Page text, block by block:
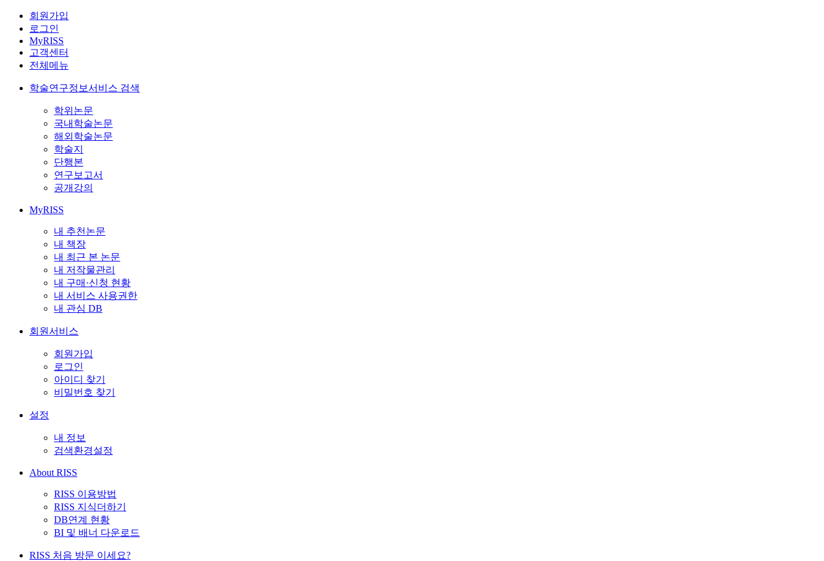
회원가입
로그인
MyRISS
고객센터
전체메뉴
학술연구정보서비스 검색
학위논문
국내학술논문
해외학술논문
학술지
단행본
연구보고서
공개강의
MyRISS
내 추천논문
내 책장
내 최근 본 논문
내 저작물관리
내 구매·신청 현황
내 서비스 사용권한
내 관심 DB
회원서비스
회원가입
로그인
아이디 찾기
비밀번호 찾기
설정
내 정보
검색환경설정
About RISS
RISS 이용방법
RISS 지식더하기
DB연계 현황
BI 및 배너 다운로드
RISS 처음 방문 이세요?